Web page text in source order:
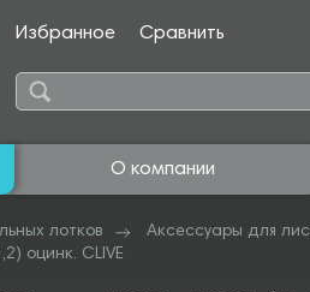
Избранное Сравнить
О компании
лотков Аксессуары для
оцинк. CLIVE